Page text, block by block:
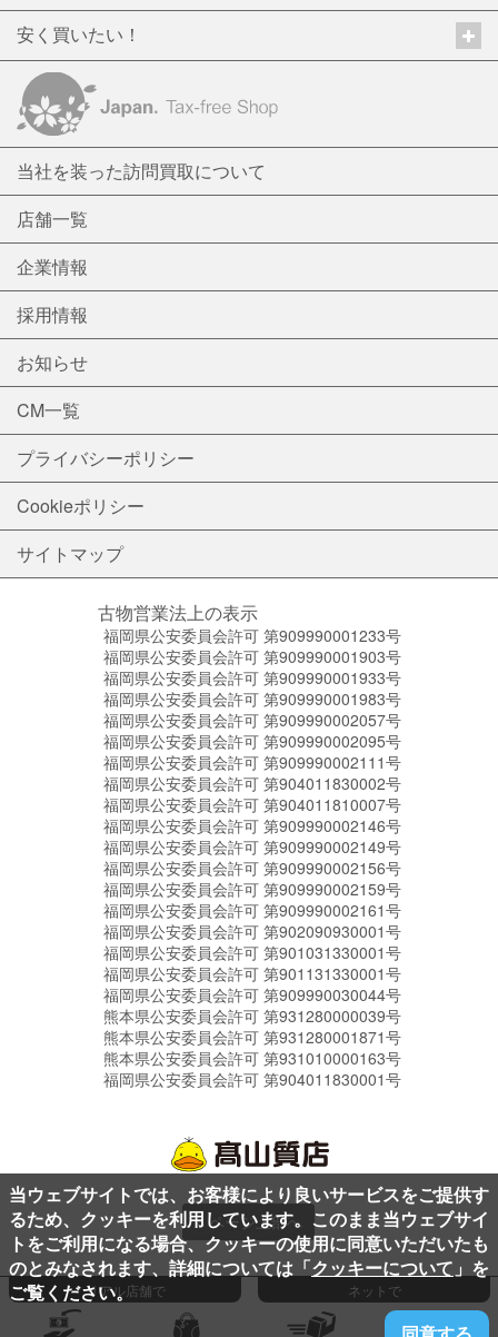
安く買いたい！
当社を装った訪問買取について
店舗一覧
企業情報
採用情報
お知らせ
CM一覧
プライバシーポリシー
Cookieポリシー
サイトマップ
古物営業法上の表示
福岡県公安委員会許可 第909990001233号
福岡県公安委員会許可 第909990001903号
福岡県公安委員会許可 第909990001933号
福岡県公安委員会許可 第909990001983号
福岡県公安委員会許可 第909990002057号
福岡県公安委員会許可 第909990002095号
福岡県公安委員会許可 第909990002111号
福岡県公安委員会許可 第904011830002号
福岡県公安委員会許可 第904011810007号
福岡県公安委員会許可 第909990002146号
福岡県公安委員会許可 第909990002149号
福岡県公安委員会許可 第909990002156号
福岡県公安委員会許可 第909990002159号
福岡県公安委員会許可 第909990002161号
福岡県公安委員会許可 第902090930001号
福岡県公安委員会許可 第901031330001号
福岡県公安委員会許可 第901131330001号
福岡県公安委員会許可 第909990030044号
熊本県公安委員会許可 第931280000039号
熊本県公安委員会許可 第931280001871号
熊本県公安委員会許可 第931010000163号
福岡県公安委員会許可 第904011830001号
ページ上部へ
リアル店舗で ネットで
当ウェブサイトでは、お客様により良いサービスをご提供す
るため、クッキーを利用しています。このまま当ウェブサイ
トをご利用になる場合、クッキーの使用に同意いただいたも
のとみなされます、詳細については「クッキーについて 」を
ご覧ください。